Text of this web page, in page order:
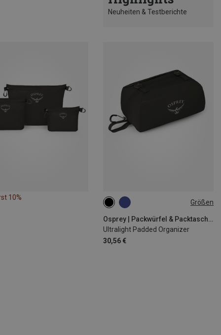
Neuheiten & Testberichte
10%
Größen
Osprey | Packwürfel & Packtaschen
Ultralight Padded Organizer
30,56 €
ONE SIZE